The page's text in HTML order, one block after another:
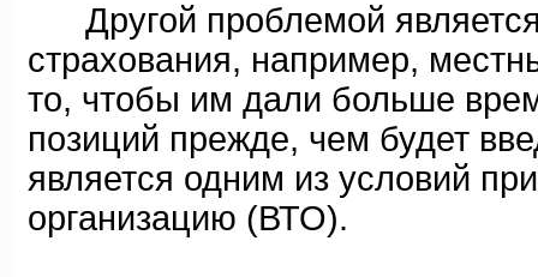
Другой проблемой является
страхования, например,
то, чтобы им дали больше
позиций прежде, чем будет
является одним из условий
организацию (ВТО).